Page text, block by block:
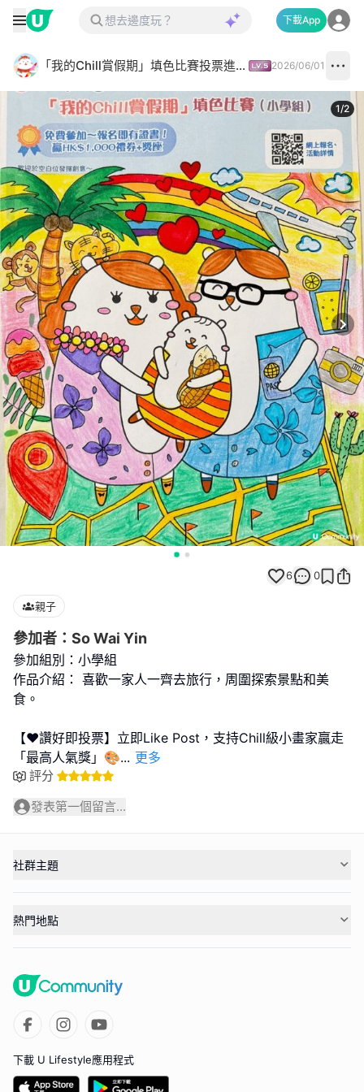
下載App
「我的Chill賞假期」填色比賽投票進行中✅ 2026/06/01
1/2
6 0
親子
參加者：So Wai Yin
參加組別：小學組
作品介紹： 喜歡一家人一齊去旅行，周圍探索景點和美
食。
【❤️讚好即投票】立即Like Post，支持Chill級小畫家贏走
「最高人氣獎」🎨... 更多
評分
發表第一個留言...
社群主題
熱門地點
下載 U Lifestyle應用程式